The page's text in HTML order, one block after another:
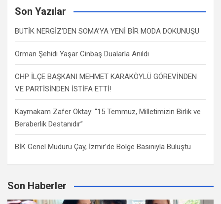
Son Yazılar
BUTİK NERGİZ’DEN SOMA’YA YENİ BİR MODA DOKUNUŞU
Orman Şehidi Yaşar Cinbaş Dualarla Anıldı
CHP İLÇE BAŞKANI MEHMET KARAKÖYLÜ GÖREVİNDEN
VE PARTİSİNDEN İSTİFA ETTİ!
Kaymakam Zafer Oktay: “15 Temmuz, Milletimizin Birlik ve
Beraberlik Destanıdır”
BİK Genel Müdürü Çay, İzmir’de Bölge Basınıyla Buluştu
Son Haberler